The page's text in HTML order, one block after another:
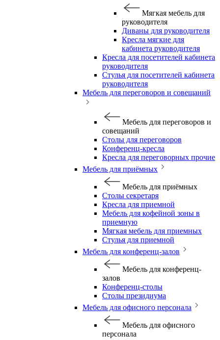
Мягкая мебель для
руководителя
Диваны для руководителя
Кресла мягкие для
кабинета руководителя
Кресла для посетителей кабинета
руководителя
Стулья для посетителей кабинета
руководителя
Мебель для переговоров и совещаний
Мебель для переговоров и
совещаний
Столы для переговоров
Конференц-кресла
Кресла для переговорных прочие
Мебель для приёмных
Мебель для приёмных
Столы секретаря
Кресла для приемной
Мебель для кофейной зоны в
приемную
Мягкая мебель для приемных
Стулья для приемной
Мебель для конференц-залов
Мебель для конференц-
залов
Конференц-столы
Столы президиума
Мебель для офисного персонала
Мебель для офисного
персонала